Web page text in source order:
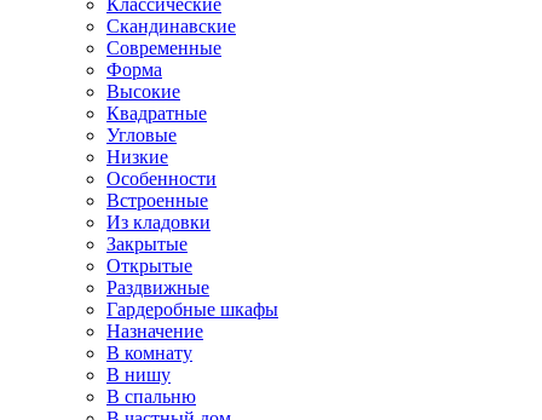
Классические
Скандинавские
Современные
Форма
Высокие
Квадратные
Угловые
Низкие
Особенности
Встроенные
Из кладовки
Закрытые
Открытые
Раздвижные
Гардеробные шкафы
Назначение
В комнату
В нишу
В спальню